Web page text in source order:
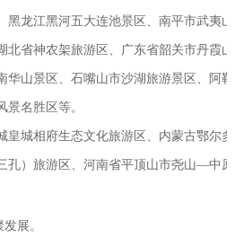
黑龙江黑河五大连池景区、南平市武夷
北省神农架旅游区、广东省韶关市丹霞
华山景区、石嘴山市沙湖旅游景区、阿
名胜区等。
城相府生态文化旅游区、内蒙古鄂尔多
孔）旅游区、河南省平顶山市尧山—中
展。